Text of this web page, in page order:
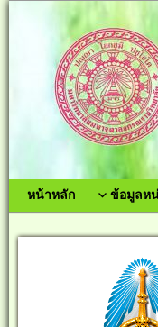
หน้าหลัก ข้อมูลห